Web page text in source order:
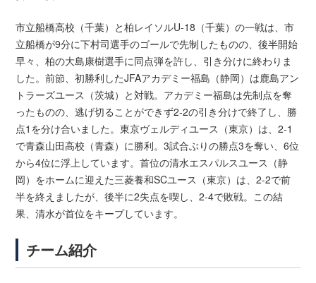
市立船橋高校（千葉）と柏レイソルU-18（千葉）の一戦は、市
立船橋が9分に下村司選手のゴールで先制したものの、後半開始
早々、柏の大島康樹選手に同点弾を許し、引き分けに終わりま
した。前節、初勝利したJFAアカデミー福島（静岡）は鹿島アン
トラーズユース（茨城）と対戦。アカデミー福島は先制点を奪
ったものの、逃げ切ることができず2-2の引き分けで終了し、勝
点1を分け合いました。東京ヴェルディユース（東京）は、2-1
で青森山田高校（青森）に勝利。3試合ぶりの勝点3を奪い、6位
から4位に浮上しています。首位の清水エスパルスユース（静
岡）をホームに迎えた三菱養和SCユース（東京）は、2-2で前
半を終えましたが、後半に2失点を喫し、2-4で敗戦。この結
果、清水が首位をキープしています。
チーム紹介